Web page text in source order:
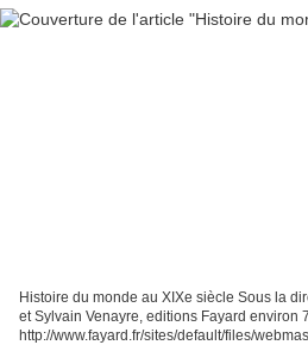
Histoire du monde au XIXe siècle Sous la
et Sylvain Venayre, editions Fayard environ
http://www.fayard.fr/sites/default/files/